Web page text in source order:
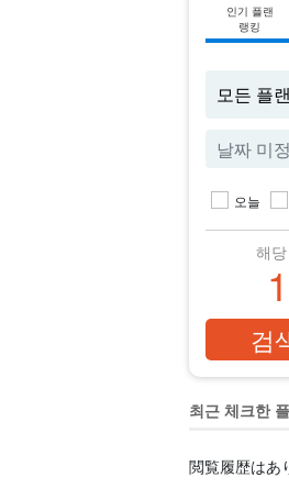
인기 플랜
랭킹
오늘
해
최근 체크한
閲覧履歴はあ